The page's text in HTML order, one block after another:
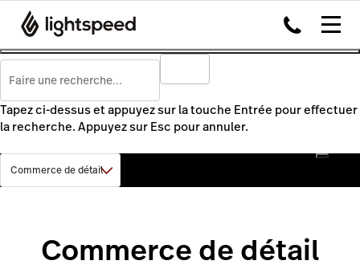
Tapez ci-dessus et appuyez sur la touche Entrée pour effectuer
la recherche. Appuyez sur Esc pour annuler.
Commerce de détail